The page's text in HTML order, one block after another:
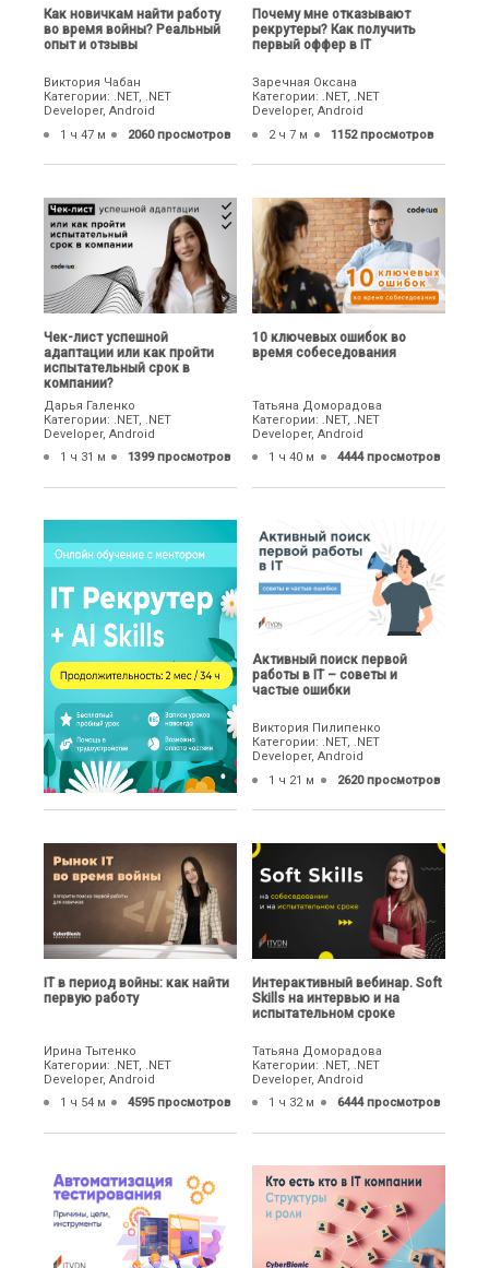
Как новичкам найти работу
во время войны? Реальный
опыт и отзывы
Виктория Чабан
Категории: .NET, .NET
Developer, Android
1 ч 47 м
2060 просмотров
Почему мне отказывают
рекрутеры? Как получить
первый оффер в IT
Заречная Оксана
Категории: .NET, .NET
Developer, Android
2 ч 7 м
1152 просмотров
Чек-лист успешной
адаптации или как пройти
испытательный срок в
компании?
Дарья Галенко
Категории: .NET, .NET
Developer, Android
1 ч 31 м
1399 просмотров
10 ключевых ошибок во
время собеседования
Татьяна Доморадова
Категории: .NET, .NET
Developer, Android
1 ч 40 м
4444 просмотров
Активный поиск первой
работы в IT – советы и
частые ошибки
Виктория Пилипенко
Категории: .NET, .NET
Developer, Android
1 ч 21 м
2620 просмотров
IТ в период войны: как найти
первую работу
Ирина Тытенко
Категории: .NET, .NET
Developer, Android
1 ч 54 м
4595 просмотров
Интерактивный вебинар. Soft
Skills на интервью и на
испытательном сроке
Татьяна Доморадова
Категории: .NET, .NET
Developer, Android
1 ч 32 м
6444 просмотров